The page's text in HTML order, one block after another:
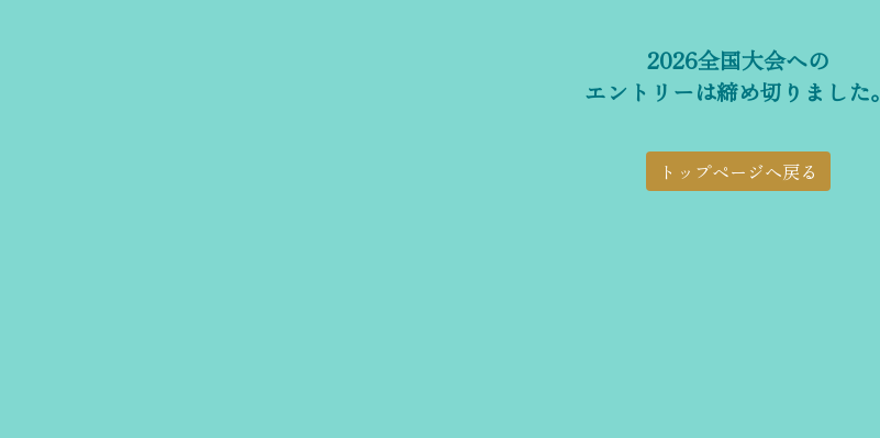
2026全国大会への
エントリーは締め切りました。
トップページへ戻る